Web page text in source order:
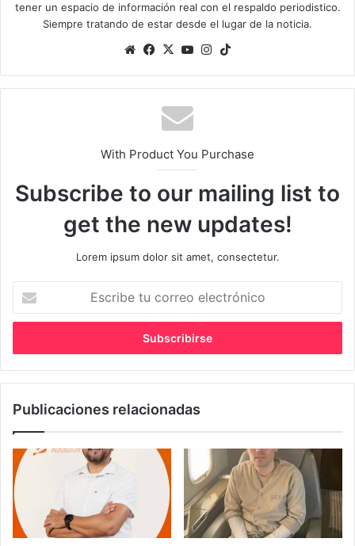
tener un espacio de información real con el respaldo periodistico.
Siempre tratando de estar desde el lugar de la noticia.
SitioFacebook
X YouTubeInstagram
With Product You Purchase
Subscribe to our mailing list to
get the new updates!
Lorem ipsum dolor sit amet, consectetur.
correo
Publicaciones relacionadas